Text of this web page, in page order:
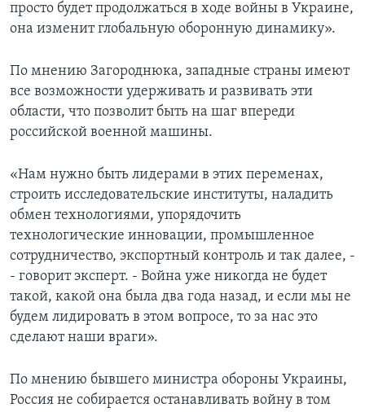
просто будет продолжаться в ходе войны в Украине,
она изменит глобальную оборонную динамику».
По мнению Загороднюка, западные страны имеют
все возможности удерживать и развивать эти
области, что позволит быть на шаг впереди
российской военной машины.
«Нам нужно быть лидерами в этих переменах,
строить исследовательские институты, наладить
обмен технологиями, упорядочить
технологические инновации, промышленное
сотрудничество, экспортный контроль и так далее, -
- говорит эксперт. - Война уже никогда не будет
такой, какой она была два года назад, и если мы не
будем лидировать в этом вопросе, то за нас это
сделают наши враги».
По мнению бывшего министра обороны Украины,
Россия не собирается останавливать войну в том